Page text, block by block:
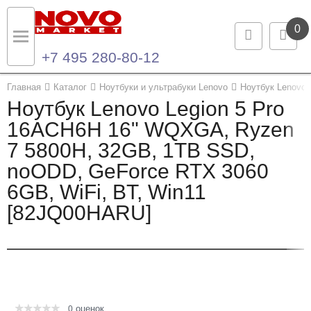
0
+7 495 280-80-12
Главная Каталог Ноутбуки и ультрабуки Lenovo Ноутбук Lenovo
Ноутбук Lenovo Legion 5 Pro
16ACH6H 16" WQXGA, Ryzen
7 5800H, 32GB, 1TB SSD,
noODD, GeForce RTX 3060
6GB, WiFi, BT, Win11
[82JQ00HARU]
0 оценок
Назад
Каталог продукции
Ноутбуки и ультрабуки
Компьютеры
Моноблоки
Назад
Контакты
Контактная информация